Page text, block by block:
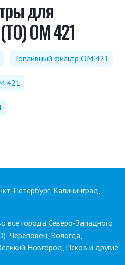
для
OM 421
Топливный фильтр OM 421
421
Петербург, Калининград,
все города Северо-Западного
Череповец, Вологда,
Новгород, Псков и другие